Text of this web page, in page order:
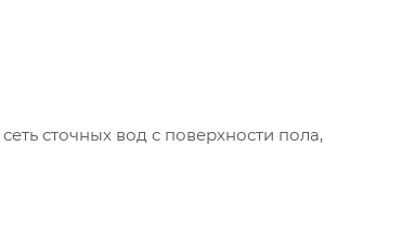
сточных вод с поверхности пола,